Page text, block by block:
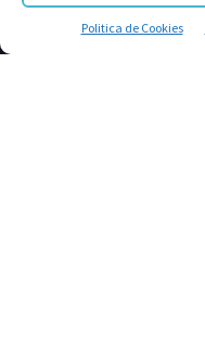
Politica de Cookies